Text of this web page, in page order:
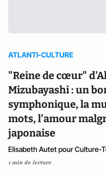
ATLANTI-CULTURE
"Reine de cœur"
Mizubayashi : un
symphonique, la
mots, l’amour
japonaise
Elisabeth Autet pour Culture-
1 min de lecture